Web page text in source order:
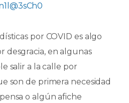
por COVID es algo
desgracia, en algunas
salir a la calle por
son de primera necesidad
o algún afiche